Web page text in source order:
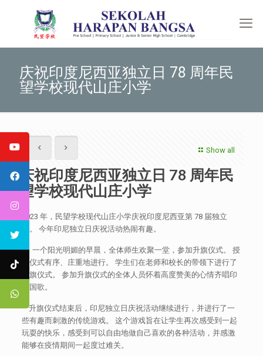
庆祝印度尼西亚独立日 78 周年民
望学校现代山庄小学
Show all
庆祝印度尼西亚独立日 78 周年民
望学校现代山庄小学
2023 年，民望学校现代山庄小学庆祝印度尼西亚第 78 届独立
日。 今年印尼独立日庆祝活动热闹有趣。
一个阳光明媚的早晨，全体师生欢聚一堂，参加升旗仪式。 授
旗仪式有序、庄重地进行。 学生们在老师和校长的带领下进行了
升旗仪式。 参加升旗仪式的全体人员怀着高度赞美的心情齐唱印
尼国歌。
升旗仪式结束后，印尼独立日庆祝活动继续进行，并进行了一
些有趣而刺激的传统游戏。 这个游戏旨在让学生再次感受到一起
玩耍的快乐，感受到可以自由地做自己喜欢的各种活动，并感激
能够在疫情期间一起度过难关。